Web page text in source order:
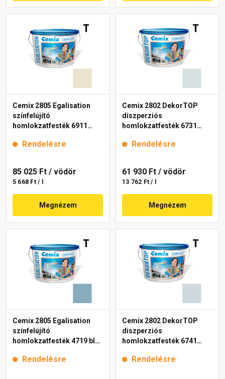
Cemix 2805 Egalisation
színfelújító
homlokzatfesték 6911
Rendelésre
85 025 Ft / vödör
5 668 Ft / l
Megnézem
Cemix 2802 DekorTOP
diszperziós
homlokzatfesték 6731
Rendelésre
61 930 Ft / vödör
13 762 Ft / l
Megnézem
Cemix 2805 Egalisation
színfelújító
homlokzatfesték 4719 blue
Rendelésre
Cemix 2802 DekorTOP
diszperziós
homlokzatfesték 6741
Rendelésre